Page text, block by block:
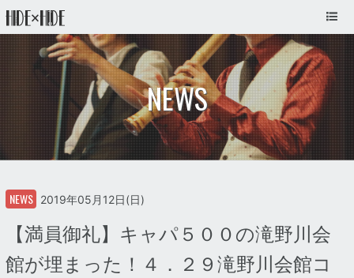
NEWS
NEWS 2019年05月12日(日)
【満員御礼】キャパ５００の滝野川会
館が埋まった！４．２９滝野川会館コ